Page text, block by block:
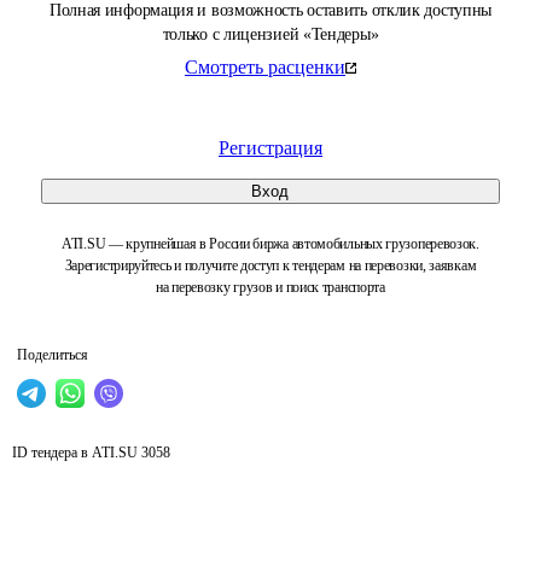
Полная информация и возможность оставить отклик доступны
только с лицензией «Тендеры»
Смотреть расценки
Регистрация
Вход
ATI.SU — крупнейшая в России биржа автомобильных грузоперевозок.
Зарегистрируйтесь и получите доступ к тендерам на перевозки, заявкам
на перевозку грузов и поиск транспорта
Поделиться
ID тендера в ATI.SU 3058